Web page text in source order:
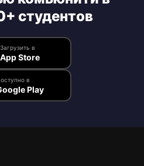
студентов
Загрузить в
App Store
в
Play